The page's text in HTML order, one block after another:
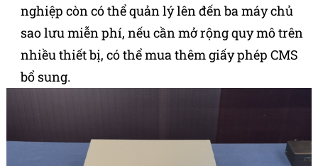
nghiệp còn có thể quản lý lên đến ba máy chủ
sao lưu miễn phí, nếu cần mở rộng quy mô trên
nhiều thiết bị, có thể mua thêm giấy phép CMS
bổ sung.